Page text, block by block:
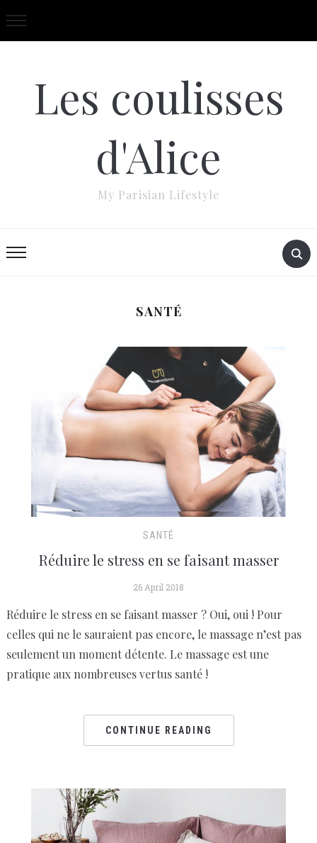
Les coulisses
d'Alice
My Parisian Lifestyle
SANTÉ
SANTÉ
Réduire le stress en se faisant masser
26 April 2018
Réduire le stress en se faisant masser ? Oui, oui ! Pour
celles qui ne le sauraient pas encore, le massage n’est pas
seulement un moment détente. Le massage est une
pratique aux nombreuses vertus santé !
CONTINUE READING